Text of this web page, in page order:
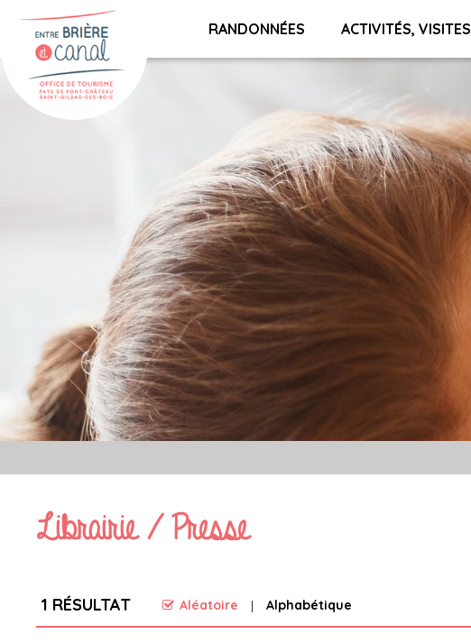
RANDONNÉES ACTIVITÉS, VISITES
Librairie / Presse
1 RÉSULTAT Aléatoire Alphabétique